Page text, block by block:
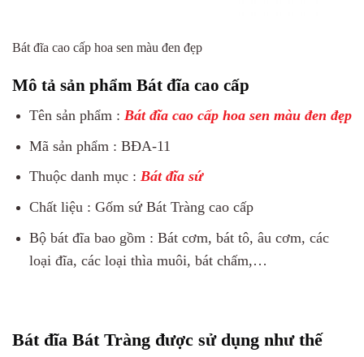
Bát đĩa cao cấp hoa sen màu đen đẹp
Mô tả sản phẩm Bát đĩa cao cấp
Tên sản phẩm : Bát đĩa cao cấp hoa sen màu đen đẹp
Mã sản phẩm : BĐA-11
Thuộc danh mục : Bát đĩa sứ
Chất liệu : Gốm sứ Bát Tràng cao cấp
Bộ bát đĩa bao gồm : Bát cơm, bát tô, âu cơm, các
loại đĩa, các loại thìa muôi, bát chấm,…
Bát đĩa Bát Tràng được sử dụng như thế